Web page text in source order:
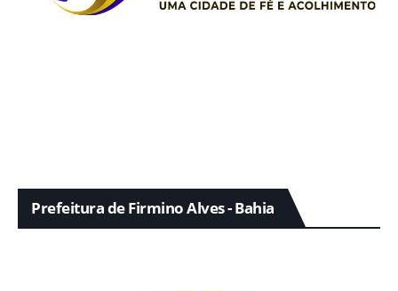
Prefeitura de Firmino Alves - Bahia